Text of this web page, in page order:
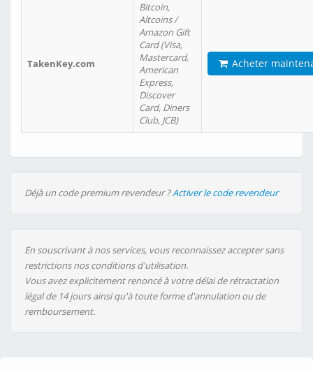
TakenKey.com
Bitcoin,
Altcoins /
Amazon Gift
Card (Visa,
Mastercard,
American
Express,
Discover
Card, Diners
Club, JCB)
Acheter
Déjà un code premium revendeur ?Activer le code revendeur
En souscrivant à nos services, vous reconnaissez accepter sans
restrictions nos conditions d'utilisation.
Vous avez explicitement renoncé à votre délai de rétractation
légal de 14 jours ainsi qu'à toute forme d'annulation ou de
remboursement.